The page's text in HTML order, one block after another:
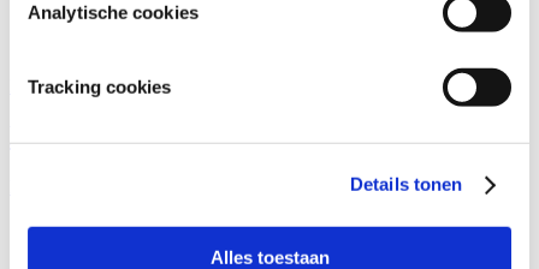
Analytische cookies
Tracking cookies
Details tonen
Alles toestaan
Blog
Het perfecte Moederdagontbijt!